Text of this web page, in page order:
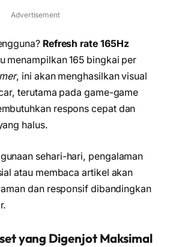
Advertisement
Refresh rate 165Hz
menampilkan 165 bingkai per
, ini akan menghasilkan visual
terutama pada game-game
respons cepat dan
halus.
sehari-hari, pengalaman
atau membaca artikel akan
dan responsif dibandingkan
yang Digenjot Maksimal